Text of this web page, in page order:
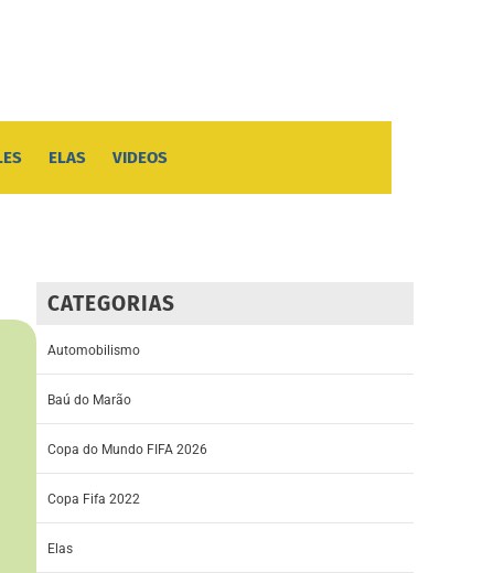
ELAS VIDEOS
CATEGORIAS
Automobilismo
Baú do Marão
Copa do Mundo FIFA 2026
Copa Fifa 2022
Elas